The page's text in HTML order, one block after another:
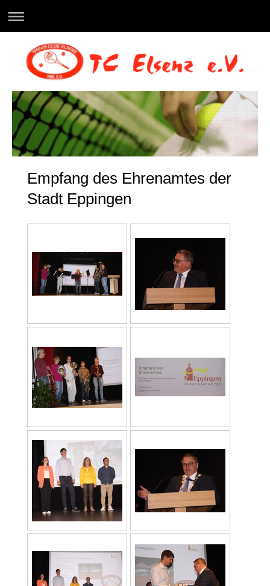
Empfang des Ehrenamtes der
Stadt Eppingen